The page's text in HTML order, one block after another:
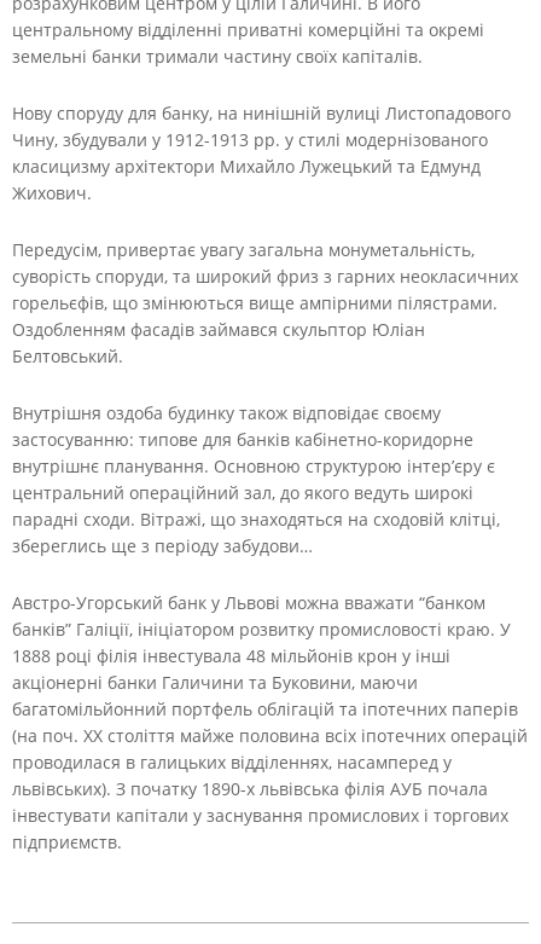
центральному відділенні приватні комерційні та окремі
земельні банки тримали частину своїх капіталів.
Нову споруду для банку, на нинішній вулиці Листопадового
Чину, збудували у 1912-1913 рр. у стилі модернізованого
класицизму архітектори Михайло Лужецький та Едмунд
Жихович.
Передусім, привертає увагу загальна монуметальність,
суворість споруди, та широкий фриз з гарних неокласичних
горельєфів, що змінюються вище ампірними пілястрами.
Оздобленням фасадів займався скульптор Юліан
Белтовський.
Внутрішня оздоба будинку також відповідає своєму
застосуванню: типове для банків кабінетно-коридорне
внутрішнє планування. Основною структурою інтер’єру є
центральний операційний зал, до якого ведуть широкі
парадні сходи. Вітражі, що знаходяться на сходовій клітці,
збереглись ще з періоду забудови…
Австро-Угорський банк у Львові можна вважати “банком
банків” Галіції, ініціатором розвитку промисловості краю. У
1888 році філія інвестувала 48 мільйонів крон у інші
акціонерні банки Галичини та Буковини, маючи
багатомільйонний портфель облігацій та іпотечних паперів
(на поч. XX століття майже половина всіх іпотечних операцій
проводилася в галицьких відділеннях, насамперед у
львівських). З початку 1890-х львівська філія АУБ почала
інвестувати капітали у заснування промислових і торгових
підприємств.